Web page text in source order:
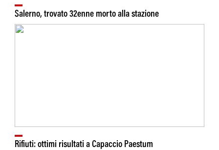
Salerno, trovato 32enne morto alla stazione
Rifiuti: ottimi risultati a Capaccio Paestum